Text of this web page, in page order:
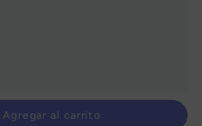
Agregar al carrito